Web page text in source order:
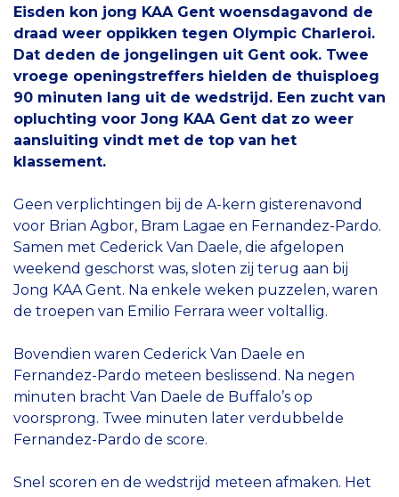
Eisden kon jong KAA Gent woensdagavond de
draad weer oppikken tegen Olympic Charleroi.
Dat deden de jongelingen uit Gent ook. Twee
vroege openingstreffers hielden de thuisploeg
90 minuten lang uit de wedstrijd. Een zucht van
opluchting voor Jong KAA Gent dat zo weer
aansluiting vindt met de top van het
klassement.
Geen verplichtingen bij de A-kern gisterenavond
voor Brian Agbor, Bram Lagae en Fernandez-Pardo.
Samen met Cederick Van Daele, die afgelopen
weekend geschorst was, sloten zij terug aan bij
Jong KAA Gent. Na enkele weken puzzelen, waren
de troepen van Emilio Ferrara weer voltallig.
Bovendien waren Cederick Van Daele en
Fernandez-Pardo meteen beslissend. Na negen
minuten bracht Van Daele de Buffalo’s op
voorsprong. Twee minuten later verdubbelde
Fernandez-Pardo de score.
Snel scoren en de wedstrijd meteen afmaken. Het